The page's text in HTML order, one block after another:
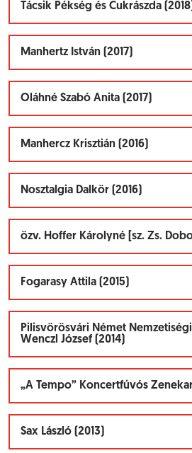
Tácsik Pékség és Cukrászda (2018)
Manhertz István (2017)
Oláhné Szabó Anita (2017)
Manhercz Krisztián (2016)
Nosztalgia Dalkör (2016)
özv. Hoffer Károlyné [sz. Zs.
Fogarasy Attila (2015)
Pilisvörösvári Német
Wenczl József (2014)
„A Tempo” Koncertfúvós Zenekar
Sax László (2013)